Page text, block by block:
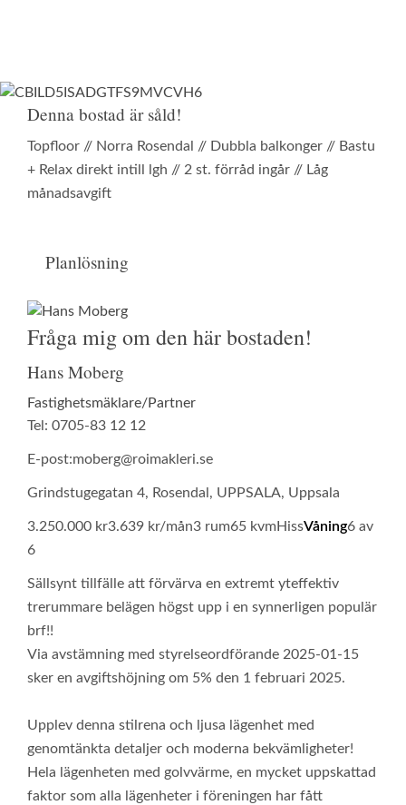
Denna bostad är såld!
Topfloor // Norra Rosendal // Dubbla balkonger // Bastu
+ Relax direkt intill lgh // 2 st. förråd ingår // Låg
månadsavgift
Planlösning
Fråga mig om den här bostaden!
Hans Moberg
Fastighetsmäklare/Partner
Tel: 0705-83 12 12
E-post:moberg@roimakleri.se
Grindstugegatan 4, Rosendal, UPPSALA, Uppsala
3.250.000 kr3.639 kr/mån3 rum65 kvm HissVåning6 av
6
Sällsynt tillfälle att förvärva en extremt yteffektiv
trerummare belägen högst upp i en synnerligen populär
brf!!
Via avstämning med styrelseordförande 2025-01-15
sker en avgiftshöjning om 5% den 1 februari 2025.
Upplev denna stilrena och ljusa lägenhet med
genomtänkta detaljer och moderna bekvämligheter!
Hela lägenheten med golvvärme, en mycket uppskattad
faktor som alla lägenheter i föreningen har fått